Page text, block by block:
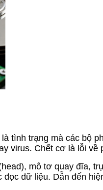
tình trạng mà các bộ
virus. Chết cơ là lỗi
mô tơ quay đĩa,
dữ liệu. Dẫn đến